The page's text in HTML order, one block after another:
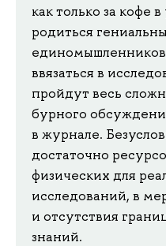
как только за кофе
родиться
ввязаться в
пройдут весь
бурного
в журнале.
достаточно
физических для
исследований, в
и отсутствия
знаний.